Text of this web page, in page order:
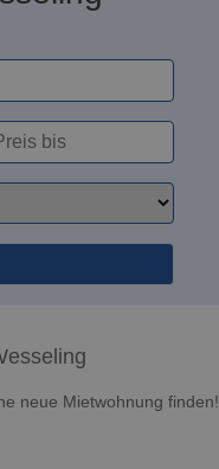
neue Mietwohnung finden!